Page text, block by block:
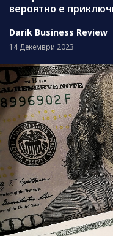
вероятно е
Darik Business Review
14 Декември 2023